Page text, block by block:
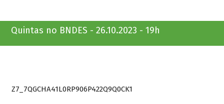
Quintas no BNDES - 26.10.2023 - 19h
Z7_7QGCHA41L0RP906P422Q9Q0CK1